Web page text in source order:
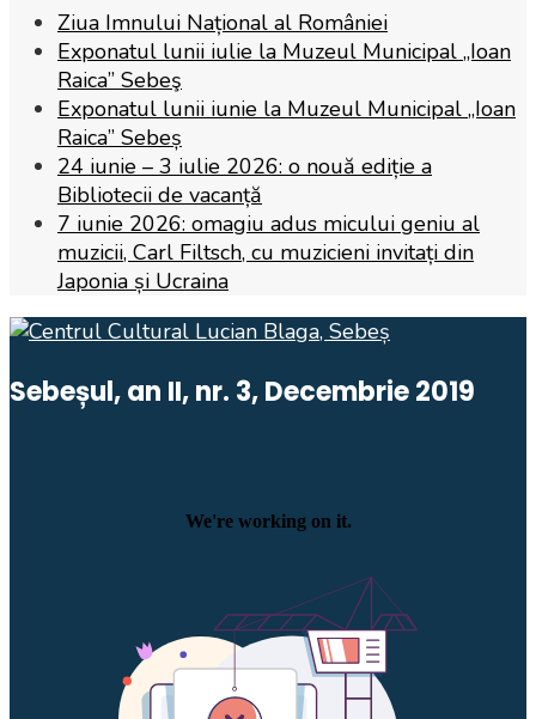
Ziua Imnului Național al României
Exponatul lunii iulie la Muzeul Municipal „Ioan
Raica” Sebeş
Exponatul lunii iunie la Muzeul Municipal „Ioan
Raica” Sebeș
24 iunie – 3 iulie 2026: o nouă ediție a
Bibliotecii de vacanță
7 iunie 2026: omagiu adus micului geniu al
muzicii, Carl Filtsch, cu muzicieni invitați din
Japonia și Ucraina
Sebeșul, an II, nr. 3, Decembrie 2019